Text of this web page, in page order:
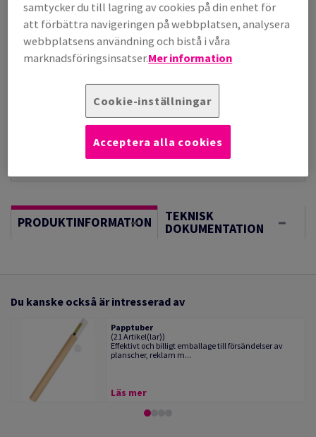
(118 kg )
I LAGER, LÄNGRE LEVERANS, FÖRVÄNTAT LEV.DATUM
17/08/2026
Vägledning om enheter
PRODUKTINFORMATION TEKNISK
DOKUMENTATION
Du kanske också är intresserad av
Papptuber
(21 Artikel(lar))
Effektivt och billigt emballage till försändelser av
planscher, reklam m...
Läs mer
samtycker du till lagring av cookies på din enhet för
att förbättra navigeringen på webbplatsen, analysera
webbplatsens användning och bistå i våra
marknadsföringsinsatser.Mer information
Cookie-inställningar
Acceptera alla cookies